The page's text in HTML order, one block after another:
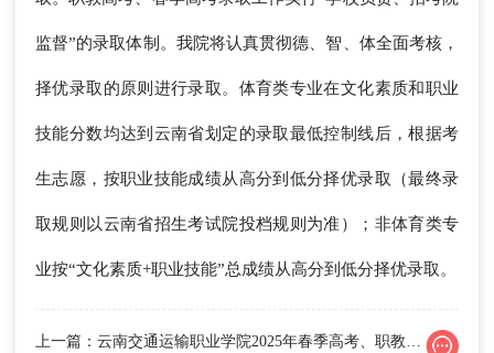
监督”的录取体制。我院将认真贯彻德、智、体全面考核，
择优录取的原则进行录取。体育类专业在文化素质和职业
技能分数均达到云南省划定的录取最低控制线后，根据考
生志愿，按职业技能成绩从高分到低分择优录取（最终录
取规则以云南省招生考试院投档规则为准）；非体育类专
业按“文化素质+职业技能”总成绩从高分到低分择优录取。
上一篇：云南交通运输职业学院2025年春季高考、职教高考招生简章